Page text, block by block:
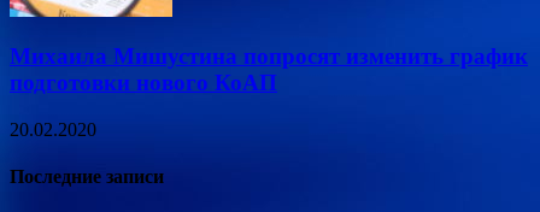
Михаила Мишустина попросят изменить график
подготовки нового КоАП
20.02.2020
Последние записи